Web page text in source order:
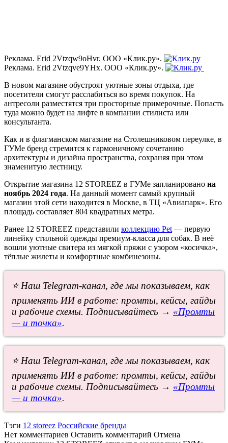
Реклама. Erid 2Vtzqw9oHvr. ООО «Клик.ру».
Реклама. Erid 2Vtzqve9YHx. ООО «Клик.ру».
В новом магазине обустроят уютные зоны отдыха, где
посетители смогут расслабиться во время покупок. На
антресоли разместятся три просторные примерочные. Попасть
туда можно будет на лифте в компании стилиста или
консультанта.
Как и в флагманском магазине на Столешниковом переулке, в
ГУМе бренд стремится к гармоничному сочетанию
архитектуры и дизайна пространства, сохраняя при этом
знаменитую лестницу.
Открытие магазина 12 STOREEZ в ГУМе запланировано на
ноябрь 2024 года. На данный момент самый крупный
магазин этой сети находится в Москве, в ТЦ «Авиапарк». Его
площадь составляет 804 квадратных метра.
Ранее 12 STOREEZ представили коллекцию Pet— первую
линейку стильной одежды премиум-класса для собак. В неё
вошли уютные свитера из мягкой пряжи с узором «косичка»,
тёплые жилеты и комфортные комбинезоны.
⭐ Наш Telegram-канал, где мы показываем, как
применять ИИ в работе: промты, кейсы, гайды
и рабочие схемы. Подписывайтесь → «Промты
— и точка».
⭐ Наш Telegram-канал, где мы показываем, как
применять ИИ в работе: промты, кейсы, гайды
и рабочие схемы. Подписывайтесь → «Промты
— и точка».
Тэги 12 storeez Российские бренды
Нет комментариев Оставить комментарий Отмена